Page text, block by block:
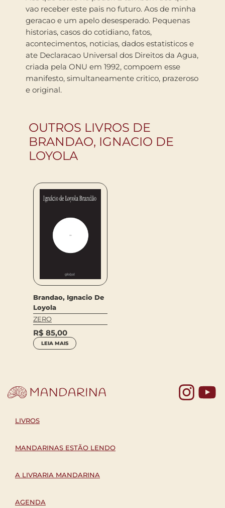
vao receber este pais no futuro. Aos de minha
geracao e um apelo desesperado. Pequenas
historias, casos do cotidiano, fatos,
acontecimentos, noticias, dados estatisticos e
ate Declaracao Universal dos Direitos da Agua,
criada pela ONU em 1992, compoem esse
manifesto, simultaneamente critico, prazeroso
e original.
OUTROS LIVROS DE
BRANDAO, IGNACIO DE
LOYOLA
Brandao, Ignacio De
Loyola
ZERO
R$ 85,00
LEIA MAIS
LIVROS
MANDARINAS ESTÃO LENDO
A LIVRARIA MANDARINA
AGENDA